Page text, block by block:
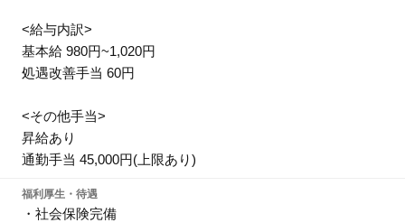
<給与内訳>
基本給 980円~1,020円
処遇改善手当 60円
<その他手当>
昇給あり
通勤手当 45,000円(上限あり)
福利厚生・待遇
・社会保険完備